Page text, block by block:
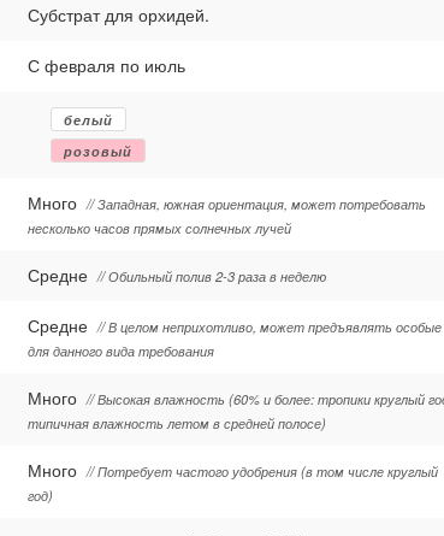
Субстрат для орхидей.
С февраля по июль
белый
розовый
Много // Западная, южная ориентация, может потребовать
несколько часов прямых солнечных лучей
Средне // Обильный полив 2-3 раза в неделю
Средне // В целом неприхотливо, может предъявлять особые
для данного вида требования
Много // Высокая влажность (60% и более: тропики круглый
типичная влажность летом в средней полосе)
Много // Потребует частого удобрения (в том числе круглый
год)